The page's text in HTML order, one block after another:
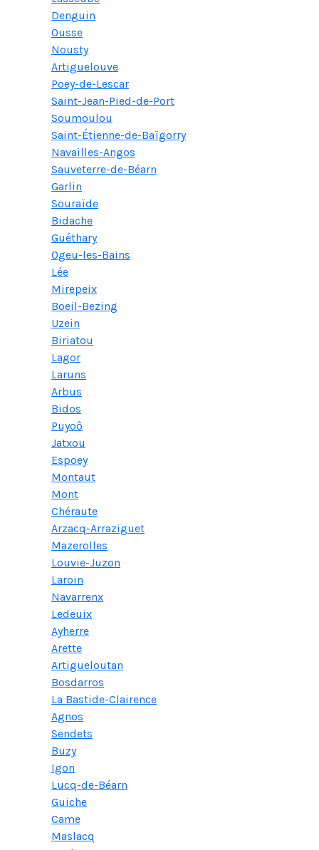
Denguin
Ousse
Nousty
Artiguelouve
Poey-de-Lescar
Saint-Jean-Pied-de-Port
Soumoulou
Saint-Étienne-de-Baïgorry
Navailles-Angos
Sauveterre-de-Béarn
Garlin
Souraïde
Bidache
Guéthary
Ogeu-les-Bains
Lée
Mirepeix
Boeil-Bezing
Uzein
Biriatou
Lagor
Laruns
Arbus
Bidos
Puyoô
Jatxou
Espoey
Montaut
Mont
Chéraute
Arzacq-Arraziguet
Mazerolles
Louvie-Juzon
Laroin
Navarrenx
Ledeuix
Ayherre
Arette
Artigueloutan
Bosdarros
La Bastide-Clairence
Agnos
Sendets
Buzy
Igon
Lucq-de-Béarn
Guiche
Came
Maslacq